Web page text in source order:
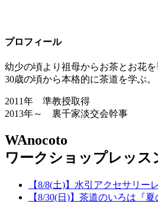
プロフィール
幼少の頃より祖母からお茶とお花を
30歳の頃から本格的に茶道を学ぶ。
2011年 準教授取得
2013年～ 裏千家淡交会幹事
WAnocoto
ワークショップレッス
【8/8(土)】水引アクセサリー
【8/30(日)】茶道のいろは『